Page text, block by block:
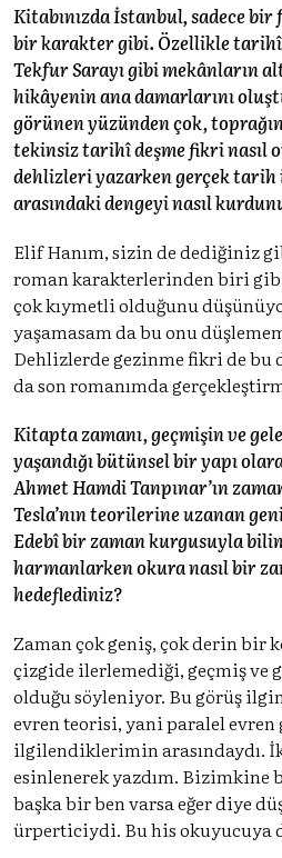
Kitabınızda İstanbul, sadece
bir karakter gibi. Özellikle tarihî
Tekfur Sarayı gibi mekânların
hikâyenin ana damarlarını
görünen yüzünden çok,
tekinsiz tarihî deşme fikri nasıl
dehlizleri yazarken gerçek tarih
arasındaki dengeyi nasıl
Elif Hanım, sizin de dediğiniz
roman karakterlerinden biri
çok kıymetli olduğunu
yaşamasam da bu onu
Dehlizlerde gezinme fikri de
da son romanımda
Kitapta zamanı, geçmişin ve
yaşandığı bütünsel bir yapı
Ahmet Hamdi Tanpınar’ın
Tesla’nın teorilerine uzanan
Edebî bir zaman kurgusuyla
harmanlarken okura nasıl bir
hedeflediniz?
Zaman çok geniş, çok derin bir
çizgide ilerlemediği, geçmiş ve
olduğu söyleniyor. Bu görüş
evren teorisi, yani paralel evren
ilgilendiklerimin arasındaydı.
esinlenerek yazdım. Bizimkine
başka bir ben varsa eğer diye
ürperticiydi. Bu his okuyucuya